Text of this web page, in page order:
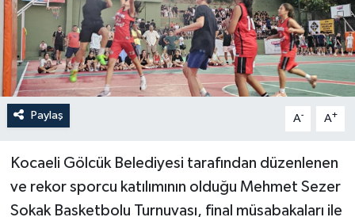
Paylaş A- A+
Kocaeli Gölcük Belediyesi tarafından düzenlenen
ve rekor sporcu katılımının olduğu Mehmet Sezer
Sokak Basketbolu Turnuvası, final müsabakaları ile